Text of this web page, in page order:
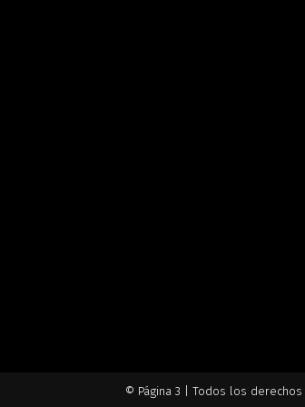
© Página 3 | Todos los